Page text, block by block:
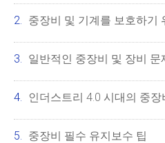
중장비 및 기계를 보호하기
일반적인 중장비 및 장비 문
인더스트리 4.0 시대의 중장
중장비 필수 유지보수 팁